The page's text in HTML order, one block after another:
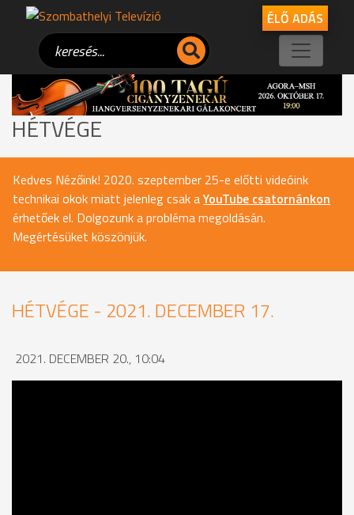
ÉLŐ ADÁS
HÉTVÉGE
Kedves Nézőink! 2020. szeptember 25-e előtti videóink
technikai okok miatt jelenleg csak aYouTube csatornánkon
érhetőek el. Dolgozunk a probléma megoldásán.
Megértésüket köszönjük.
HÉTVÉGE - 2021. DECEMBER 17.
2021. DECEMBER 20., 10:04